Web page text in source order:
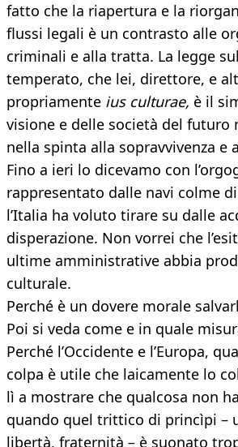
fatto che la riapertura e la
flussi legali è un contrasto alle
criminali e alla tratta. La legge
temperato, che lei, direttore, e
propriamente ius culturae, è il
visione e delle società del
nella spinta alla sopravvivenza e
Fino a ieri lo dicevamo con
rappresentato dalle navi colme
l’Italia ha voluto tirare su dalle
disperazione. Non vorrei che
ultime amministrative abbia
culturale.
Perché è un dovere morale
Poi si veda come e in quale
Perché l’Occidente e l’Europa,
colpa è utile che laicamente lo
lì a mostrare che qualcosa non
quando quel trittico di princìpi –
libertà, fraternità – è suonato